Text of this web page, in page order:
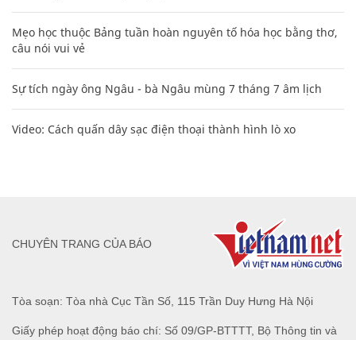
Mẹo học thuộc Bảng tuần hoàn nguyên tố hóa học bằng thơ,
câu nói vui vẻ
Sự tích ngày ông Ngâu - bà Ngâu mùng 7 tháng 7 âm lịch
Video: Cách quấn dây sạc điện thoại thành hình lò xo
Tòa soạn: Tòa nhà Cục Tần Số, 115 Trần Duy Hưng Hà Nội
Giấy phép hoạt động báo chí: Số 09/GP-BTTTT, Bộ Thông tin và
CHUYÊN TRANG CỦA BÁO